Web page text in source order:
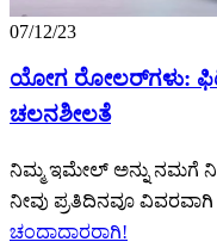
07/12/23
ಯೋಗ ರೋಲರ್‌ಗಳು:
ಚಲನಶೀಲತೆ
ನಿಮ್ಮ ಇಮೇಲ್ ಅನ್ನು ನಮಗೆ
ನೀವು ಪ್ರತಿದಿನವೂ ವಿವರವಾಗಿ
ಚಂದಾದಾರರಾಗಿ!